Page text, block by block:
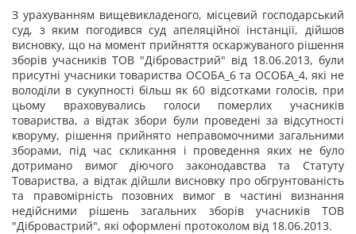
З урахуванням вищевикладеного, місцевий господарський
суд, з яким погодився суд апеляційної інстанції, дійшов
висновку, що на момент прийняття оскаржуваного рішення
зборів учасників ТОВ "Дібровастрий" від 18.06.2013, були
присутні учасники товариства ОСОБА_6 та ОСОБА_4, які не
володіли в сукупності більш як 60 відсотками голосів, при
цьому враховувались голоси померлих учасників
товариства, а відтак збори були проведені за відсутності
кворуму, рішення прийнято неправомочними загальними
зборами, під час скликання і проведення яких не було
дотримано вимог діючого законодавства та Статуту
Товариства, а відтак дійшли висновку про обгрунтованість
та правомірність позовних вимог в частині визнання
недійсними рішень загальних зборів учасників ТОВ
"Дібровастрий", які оформлені протоколом від 18.06.2013.